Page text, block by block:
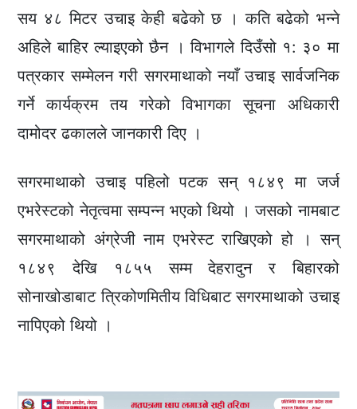
सय ४८ मिटर उचाइ केही बढेको छ । कति बढेको भन्ने
अहिले बाहिर ल्याइएको छैन । विभागले दिउँसो १: ३० मा
पत्रकार सम्मेलन गरी सगरमाथाको नयाँ उचाइ सार्वजनिक
गर्ने कार्यक्रम तय गरेको विभागका सूचना अधिकारी
दामोदर ढकालले जानकारी दिए ।
सगरमाथाको उचाइ पहिलो पटक सन् १८४९ मा जर्ज
एभरेस्टको नेतृत्वमा सम्पन्न भएको थियो । जसको नामबाट
सगरमाथाको अंग्रेजी नाम एभरेस्ट राखिएको हो । सन्
१८४९ देखि १८५५ सम्म देहरादुन र बिहारको
सोनाखोडाबाट त्रिकोणमितीय विधिबाट सगरमाथाको उचाइ
नापिएको थियो ।